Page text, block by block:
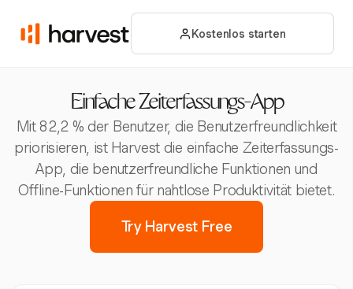
Kostenlos starten
Einfache Zeiterfassungs-App
Mit 82,2 % der Benutzer, die Benutzerfreundlichkeit
priorisieren, ist Harvest die einfache Zeiterfassungs-
App, die benutzerfreundliche Funktionen und
Offline-Funktionen für nahtlose Produktivität bietet.
Try Harvest Free